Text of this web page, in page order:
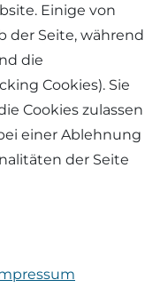
Einige von
der Seite, während
die
Cookies). Sie
Cookies zulassen
einer Ablehnung
der Seite